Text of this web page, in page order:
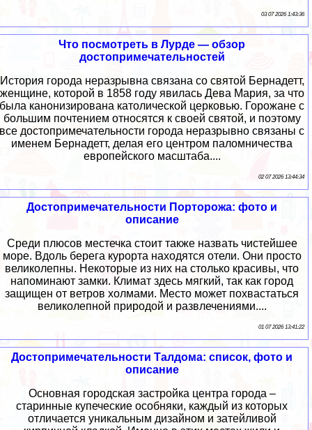
03 07 2026 1:43:36
Что посмотреть в Лурде — обзор
достопримечательностей
История города неразрывна связана со святой Бернадетт,
женщине, которой в 1858 году явилась Дева Мария, за что
была канонизирована католической церковью. Горожане с
большим почтением относятся к своей святой, и поэтому
все достопримечательности города неразрывно связаны с
именем Бернадетт, делая его центром паломничества
европейского масштаба....
02 07 2026 13:44:34
Достопримечательности Порторожа: фото и
описание
Среди плюсов местечка стоит также назвать чистейшее
море. Вдоль берега курорта находятся отели. Они просто
великолепны. Некоторые из них на столько красивы, что
напоминают замки. Климат здесь мягкий, так как город
защищен от ветров холмами. Место может похвастаться
великолепной природой и развлечениями....
01 07 2026 13:41:22
Достопримечательности Талдома: список, фото и
описание
Основная городская застройка центра города –
старинные купеческие особняки, каждый из которых
отличается уникальным дизайном и затейливой